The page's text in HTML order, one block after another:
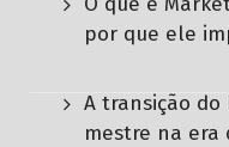
por que ele
A transição
mestre na era